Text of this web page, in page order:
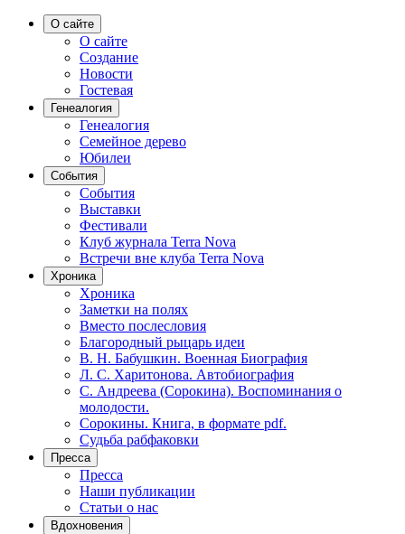
О сайте
О сайте
Создание
Новости
Гостевая
Генеалогия
Генеалогия
Семейное дерево
Юбилеи
События
События
Выставки
Фестивали
Клуб журнала Terra Nova
Встречи вне клуба Terra Nova
Хроника
Хроника
Заметки на полях
Вместо послесловия
Благородный рыцарь идеи
В. Н. Бабушкин. Военная Биография
Л. С. Харитонова. Автобиография
С. Андреева (Сорокина). Воспоминания о
молодости.
Сорокины. Книга, в формате pdf.
Судьба рабфаковки
Пресса
Пресса
Наши публикации
Статьи о нас
Вдохновения